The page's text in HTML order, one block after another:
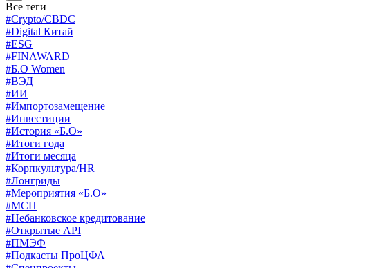
Все теги
#Crypto/CBDC
#Digital Китай
#ESG
#FINAWARD
#Б.О Women
#ВЭД
#ИИ
#Импортозамещение
#Инвестиции
#История «Б.О»
#Итоги года
#Итоги месяца
#Корпкультура/HR
#Лонгриды
#Мероприятия «Б.О»
#МСП
#Небанковское кредитование
#Открытые API
#ПМЭФ
#Подкасты ПроЦФА